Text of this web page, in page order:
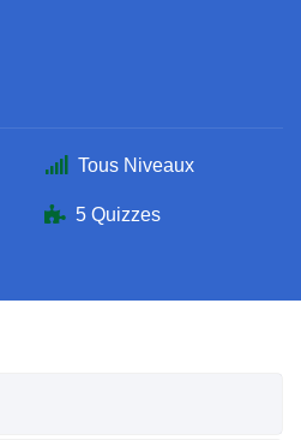
Tous Niveaux
5 Quizzes